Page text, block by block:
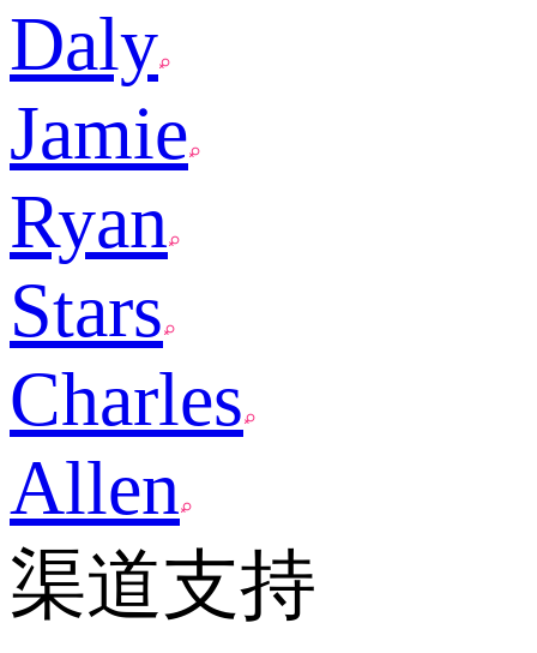
Daly
Jamie
Ryan
Stars
Charles
Allen
渠道支持